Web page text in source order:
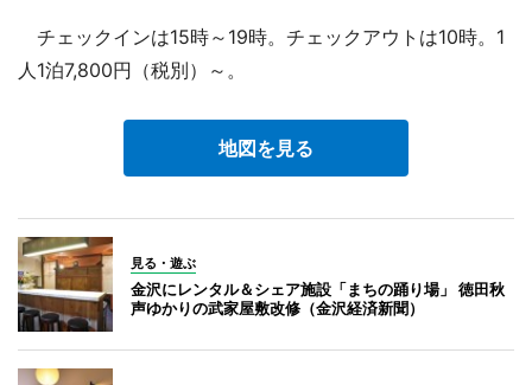
チェックインは15時～19時。チェックアウトは10時。1
人1泊7,800円（税別）～。
地図を見る
見る・遊ぶ
金沢にレンタル＆シェア施設「まちの踊り場」 徳田秋
声ゆかりの武家屋敷改修（金沢経済新聞）